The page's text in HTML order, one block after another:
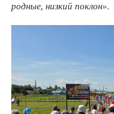
родные, низкий поклон».